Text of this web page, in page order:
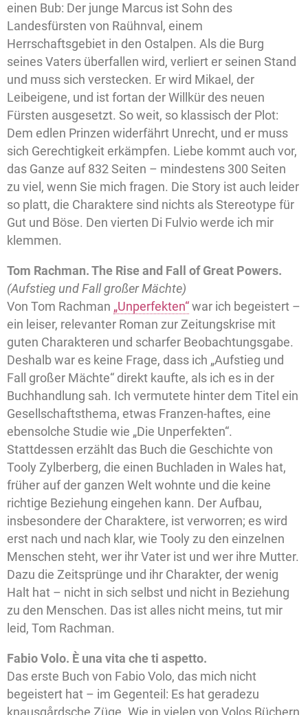
einen Bub: Der junge Marcus ist Sohn des
Landesfürsten von Raühnval, einem
Herrschaftsgebiet in den Ostalpen. Als die Burg
seines Vaters überfallen wird, verliert er seinen Stand
und muss sich verstecken. Er wird Mikael, der
Leibeigene, und ist fortan der Willkür des neuen
Fürsten ausgesetzt. So weit, so klassisch der Plot:
Dem edlen Prinzen widerfährt Unrecht, und er muss
sich Gerechtigkeit erkämpfen. Liebe kommt auch vor,
das Ganze auf 832 Seiten – mindestens 300 Seiten
zu viel, wenn Sie mich fragen. Die Story ist auch leider
so platt, die Charaktere sind nichts als Stereotype für
Gut und Böse. Den vierten Di Fulvio werde ich mir
klemmen.
Tom Rachman. The Rise and Fall of Great Powers.
(Aufstieg und Fall großer Mächte)
Von Tom Rachman „Unperfekten“war ich begeistert –
ein leiser, relevanter Roman zur Zeitungskrise mit
guten Charakteren und scharfer Beobachtungsgabe.
Deshalb war es keine Frage, dass ich „Aufstieg und
Fall großer Mächte“ direkt kaufte, als ich es in der
Buchhandlung sah. Ich vermutete hinter dem Titel ein
Gesellschaftsthema, etwas Franzen-haftes, eine
ebensolche Studie wie „Die Unperfekten“.
Stattdessen erzählt das Buch die Geschichte von
Tooly Zylberberg, die einen Buchladen in Wales hat,
früher auf der ganzen Welt wohnte und die keine
richtige Beziehung eingehen kann. Der Aufbau,
insbesondere der Charaktere, ist verworren; es wird
erst nach und nach klar, wie Tooly zu den einzelnen
Menschen steht, wer ihr Vater ist und wer ihre Mutter.
Dazu die Zeitsprünge und ihr Charakter, der wenig
Halt hat – nicht in sich selbst und nicht in Beziehung
zu den Menschen. Das ist alles nicht meins, tut mir
leid, Tom Rachman.
Fabio Volo. È una vita che ti aspetto.
Das erste Buch von Fabio Volo, das mich nicht
begeistert hat – im Gegenteil: Es hat geradezu
knausgårdsche Züge. Wie in vielen von Volos Büchern